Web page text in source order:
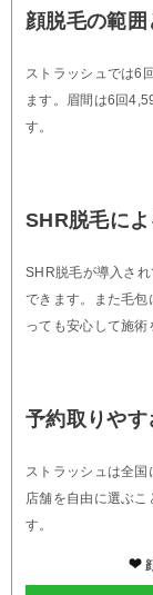
顔脱毛の範囲
ストラッシュでは6
ます。眉間は6回
す。
SHR脱毛に
SHR脱毛が導入さ
できます。また毛包
っても安心して施術
予約取りや
ストラッシュは全
店舗を自由に選ぶ
す。